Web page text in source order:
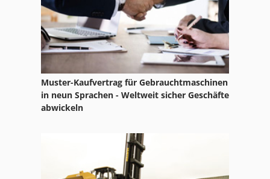
International 560
Kgs 1670
Krautkramer Usk 7
Leit Und Zugspindeldrehmaschine
Muster-Kaufvertrag für Gebrauchtmaschinen
in neun Sprachen - Weltweit sicher Geschäfte
abwickeln